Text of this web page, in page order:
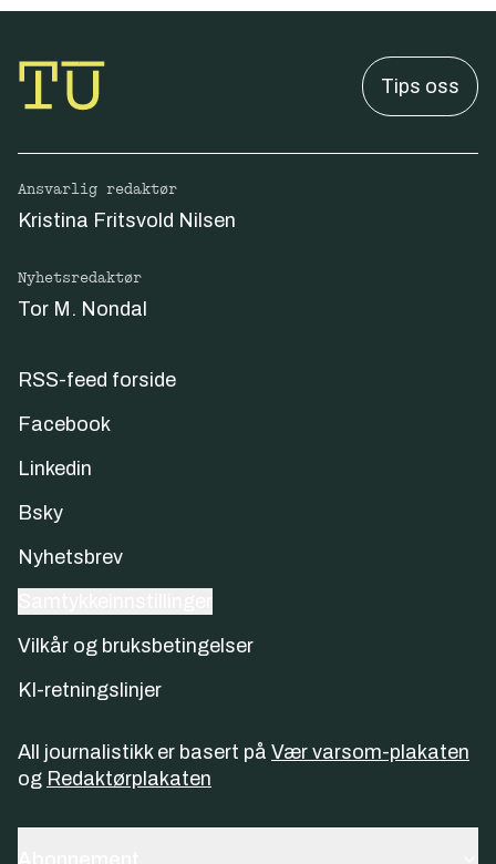
Tips oss
Ansvarlig redaktør
Kristina Fritsvold Nilsen
Nyhetsredaktør
Tor M. Nondal
RSS-feed forside
Facebook
Linkedin
Bsky
Nyhetsbrev
Vilkår og bruksbetingelser
KI-retningslinjer
All journalistikk er basert på Vær varsom-plakaten
og Redaktørplakaten